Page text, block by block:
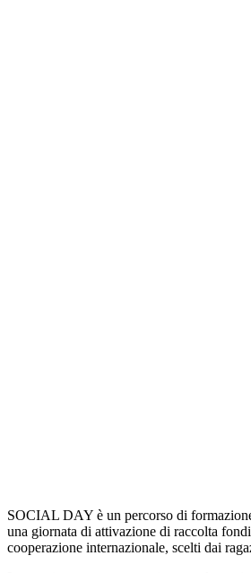
SOCIAL DAY è un percorso di
una giornata di attivazione di raccolta
cooperazione internazionale, scelti dai